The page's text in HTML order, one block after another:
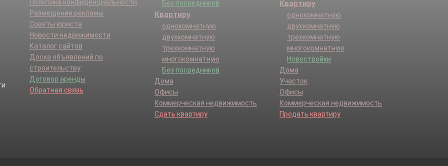
Политика конфиденциальности
Размещение рекламы
Советы юриста
Новости недвижимости
Каталог сайтов
Доска объявлений по
строительству
Договор аренды
Обратная связь
Без посредников
Квартиру
однокомнатную
двухкомнатную
трехкомнатную
многокомнатную
Без посредников
Дома
Офисы
Коммерческая недвижимость
Сдать квартиру
Квартиру
однокомнатную
двухкомнатную
трехкомнатную
многокомнатную
Новостройки
Дома
Участок
Офисы
Коммерческая недвижимость
Продать квартиру